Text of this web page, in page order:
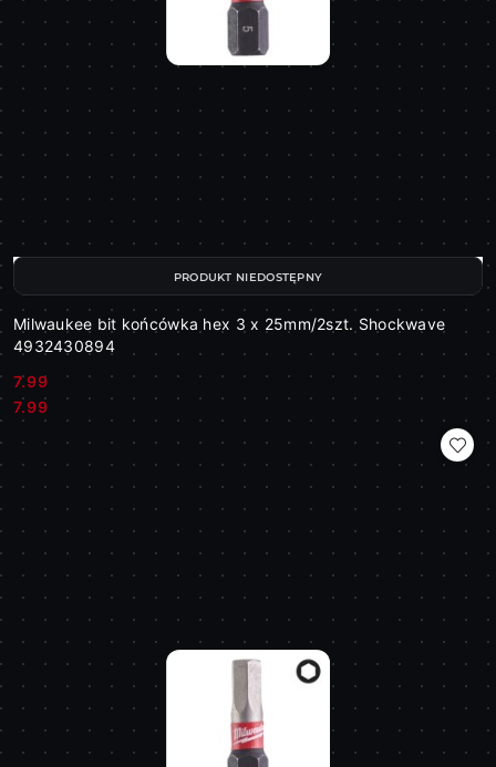
Milwaukee bit końcówka hex 3 x 25mm/2szt. Shockwave
4932430894
Cena:
7.99
Cena:
7.99
PRODUKT NIEDOSTĘPNY